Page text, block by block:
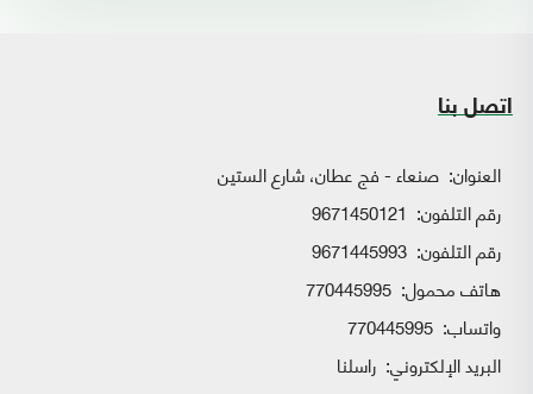
اتصل بنا
العنوان: صنعاء - فج عطان، شارع الستين
رقم التلفون: 9671450121
رقم التلفون: 9671445993
هاتف محمول: 770445995
واتساب:
البريد الإلكتروني: راسلنا